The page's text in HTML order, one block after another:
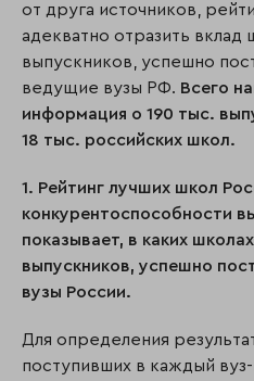
от друга источников,
адекватно отразить вклад
выпускников, успешно
ведущие вузы РФ. Всего
информация о 190 тыс.
18 тыс. российских школ.
1. Рейтинг лучших школ
конкурентоспособности
показывает, в каких
выпускников, успешно
вузы России.
Для определения
поступивших в каждый